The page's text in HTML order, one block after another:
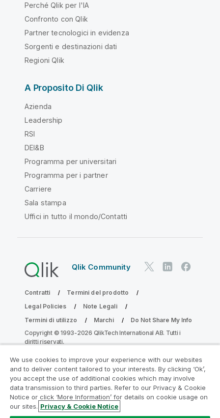
Perché Qlik per l'IA
Confronto con Qlik
Partner tecnologici in evidenza
Sorgenti e destinazioni dati
Regioni Qlik
A Proposito Di Qlik
Azienda
Leadership
RSI
DEI&B
Programma per universitari
Programma per i partner
Carriere
Sala stampa
Uffici in tutto il mondo/Contatti
Qlik Community
Contratti
Termini del prodotto
Legal Policies
Note Legali
Termini di utilizzo
Marchi
Do Not Share My Info
Copyright © 1993-2026 QlikTech International AB. Tutti i
diritti riservati.
Partecipa al programma Analytics
Modernization
Modernizza senza compromettere le tue preziose app
We use cookies to improve your experience with our websites
and to deliver content tailored to your interests. By clicking ‘Ok’,
you accept the use of additional cookies which may involve
data transmission to third parties. Refer to our Privacy & Cookie
Notice or click ‘More Information’ for details on cookie usage on
our sites. Privacy & Cookie Notice